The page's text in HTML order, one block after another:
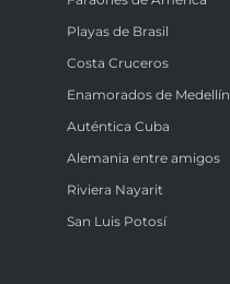
Playas de Brasil
Costa Cruceros
Enamorados de Medellín
Auténtica Cuba
Alemania entre amigos
Riviera Nayarit
San Luis Potosí